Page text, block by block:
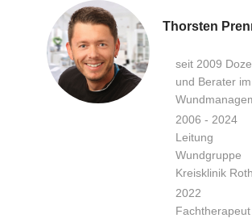
Thorsten
seit 2009
und Berater im
2006 - 2024
Leitung
Wundgruppe
Kreisklinik Roth
2022
Fachtherapeut